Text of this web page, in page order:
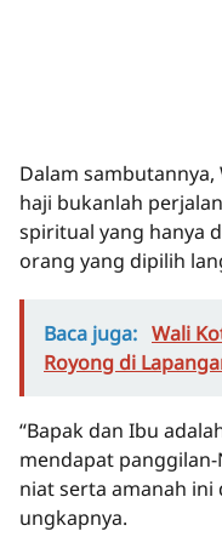
Dalam
haji bukanlah
spiritual yang hanya
orang yang dipilih
Baca juga: Wali
Royong di
“Bapak dan Ibu
mendapat
niat serta amanah ini
ungkapnya.